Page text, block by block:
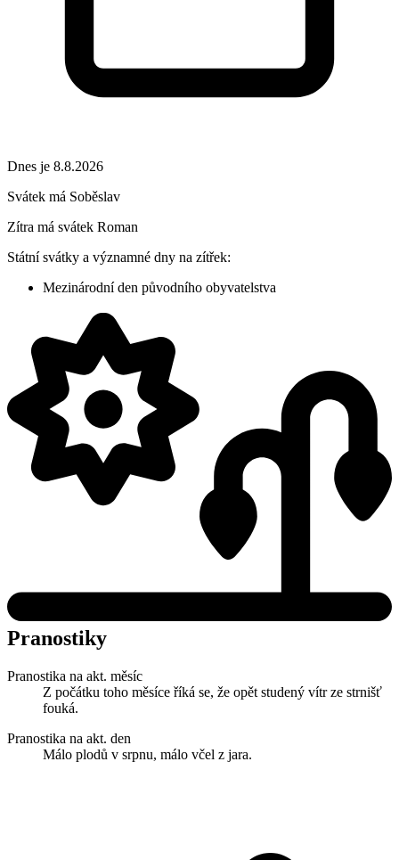
Dnes je 8.8.2026
Svátek má Soběslav
Zítra má svátek Roman
Státní svátky a významné dny na zítřek:
Mezinárodní den původního obyvatelstva
Pranostiky
Pranostika na akt. měsíc
Z počátku toho měsíce říká se, že opět studený vítr ze strnišť
fouká.
Pranostika na akt. den
Málo plodů v srpnu, málo včel z jara.